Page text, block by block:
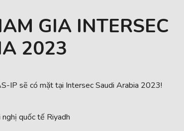
GIA INTERSEC
2023
IP sẽ có mặt tại Intersec Saudi Arabia 2023!
quốc tế Riyadh